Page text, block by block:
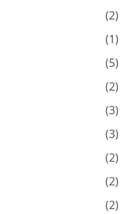
(2)
(1)
(5)
(2)
(3)
(3)
(2)
(2)
(2)